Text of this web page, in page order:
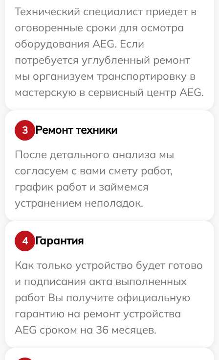
Технический специалист приедет в
оговоренные сроки для осмотра
оборудования AEG. Если
потребуется углубленный ремонт
мы организуем транспортировку в
мастерскую в сервисный центр AEG.
3
Ремонт техники
После детального анализа мы
согласуем с вами смету работ,
график работ и займемся
устранением неполадок.
4
Гарантия
Как только устройство будет готово
и подписания акта выполненных
работ Вы получите официальную
гарантию на ремонт устройства
AEG сроком на 36 месяцев.